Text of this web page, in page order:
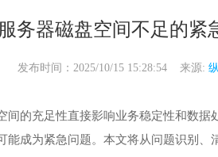
务器磁盘空间不足的紧
发布时间：2025/10/15 15:28:54 来源:
间的充足性直接影响业务稳定性和数
成为紧急问题。本文将从问题识别